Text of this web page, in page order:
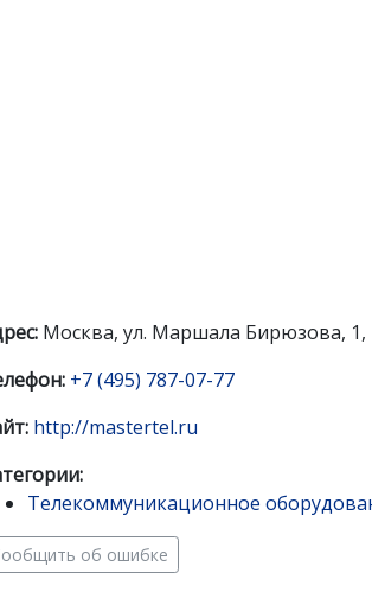
Москва, ул. Маршала Бирюзова, 1,
+7 (495) 787-07-77
http://mastertel.ru
Телекоммуникационное
об ошибке